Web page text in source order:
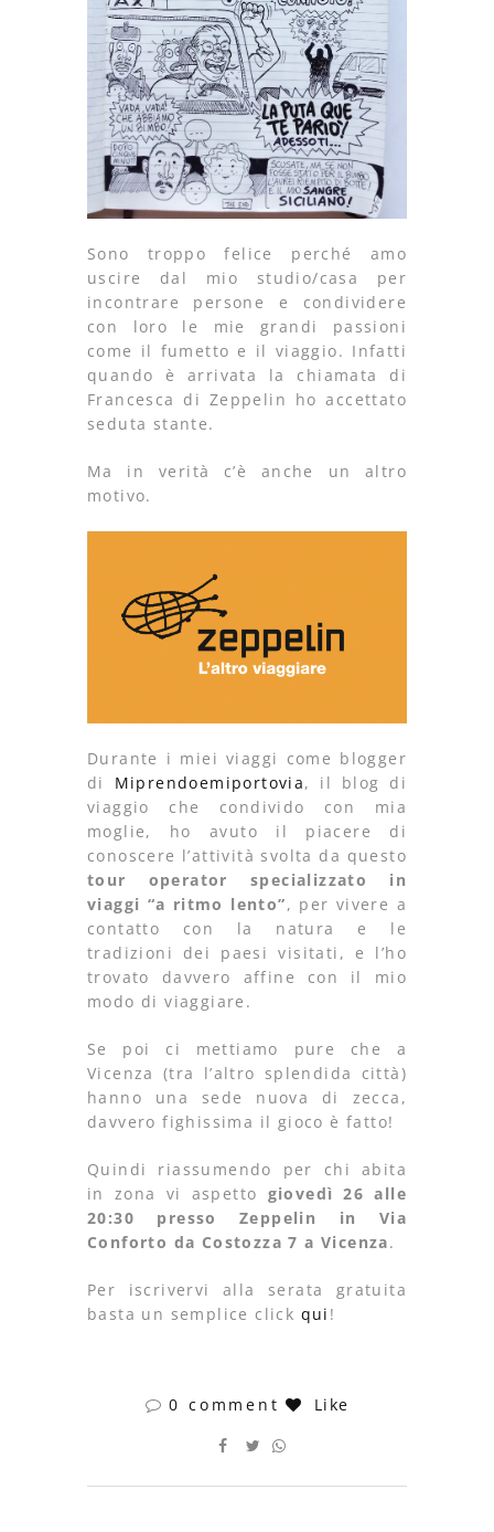
Sono troppo felice perché amo
uscire dal mio studio/casa per
incontrare persone e condividere
con loro le mie grandi passioni
come il fumetto e il viaggio. Infatti
quando è arrivata la chiamata di
Francesca di Zeppelin ho accettato
seduta stante.
Ma in verità c’è anche un altro
motivo.
Durante i miei viaggi come blogger
di Miprendoemiportovia, il blog di
viaggio che condivido con mia
moglie, ho avuto il piacere di
conoscere l’attività svolta da questo
tour operator specializzato in
viaggi “a ritmo lento”, per vivere a
contatto con la natura e le
tradizioni dei paesi visitati, e l’ho
trovato davvero affine con il mio
modo di viaggiare.
Se poi ci mettiamo pure che a
Vicenza (tra l’altro splendida città)
hanno una sede nuova di zecca,
davvero fighissima il gioco è fatto!
Quindi riassumendo per chi abita
in zona vi aspetto giovedì 26 alle
20:30 presso Zeppelin in Via
Conforto da Costozza 7 a Vicenza.
Per iscrivervi alla serata gratuita
basta un semplice click qui !
0 comment Like